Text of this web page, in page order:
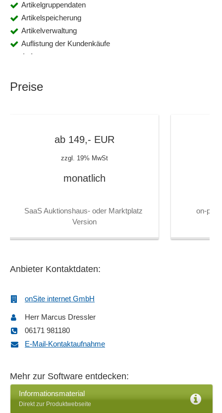
Artikelgruppendaten
Artikelspeicherung
Artikelverwaltung
Auflistung der Kundenkäufe
Auftragsmanagement
Auktionsabrechnung
Benutzermanagement
Berichtsmanagement
Beschaffungsarten
Bestellstatus
Bestellverhandlung
Bestellvorschläge
Bieternummernvergabe
Bild-Vergrößerungsfunktion
Bildergalerie
Bonitätscheck
Contenterstellung
CRM
CRM-Kundendatenabgleich
Preise
ab149,- EUR
zzgl. 19% MwSt
monatlich
SaaS Auktionshaus- oder Marktplatz
Version
on-
Anbieter Kontaktdaten:
onSite internet GmbH
Herr Marcus Dressler
06171 981180
E-Mail-Kontaktaufnahme
Mehr zur Software entdecken:
Informationsmaterial
Direkt zur Produktwebseite